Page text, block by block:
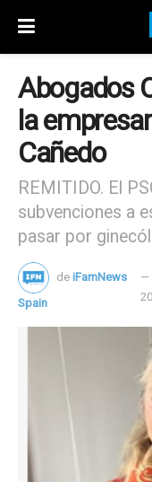
Abogados
la
Cañedo
REMITIDO. El
subvenciones a
pasar por
de iFamNews
Spain